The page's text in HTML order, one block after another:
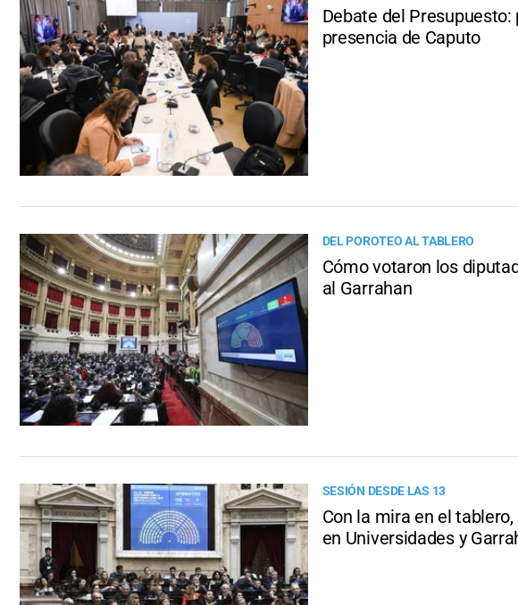
Debate del
presencia de Caputo
DEL POROTEO AL TABLERO
Cómo votaron los
al Garrahan
SESIÓN DESDE LAS 13
Con la mira en el
en Universidades y